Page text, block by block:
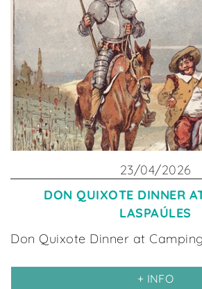
23/04/2026
DON QUIXOTE DINNER
LASPAÚLES
Don Quixote Dinner at
+ INFO